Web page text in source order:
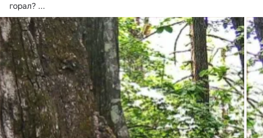
горал? ...